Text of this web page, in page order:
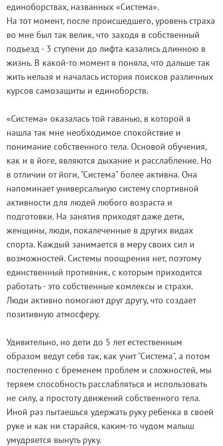
единоборствах, названных «Система».
На тот момент, после происшедшего, уровень страха
во мне был так велик, что заходя в собственный
подъезд - 3 ступени до лифта казались длинною в
жизнь. В какой-то момент я поняла, что дальше так
жить нельзя и началась история поисков различных
курсов самозащиты и единоборств.
«Система» оказалась той гаванью, в которой я
нашла так мне необходимое спокойствие и
понимание собственного тела. Основой обучения,
как и в йоге, являются дыхание и расслабление. Но
в отличии от йоги, "Система" более активна. Она
напоминает универсальную систему спортивной
активности для людей любого возраста и
подготовки. На занятия приходят даже дети,
женщины, люди, покалеченные в других видах
спорта. Каждый занимается в меру своих сил и
возможностей. Cистемы поощрения нет, поэтому
единственный противник, с которым приходится
работать - это собственные комлексы и страхи.
Люди активно помогают друг другу, что создает
позитивную атмосферу.
Удивительно, но дети до 5 лет естественным
образом ведут себя так, как учит "Система", а потом
постепенно с бременем проблем и сложностей, мы
теряем способность расслабляться и использовать
не силу, а простоту движений собственного тела.
Иной раз пытаешься удержать руку ребенка в своей
руке и как ни старайся, каким-то чудом малыш
умудряется вынуть руку.